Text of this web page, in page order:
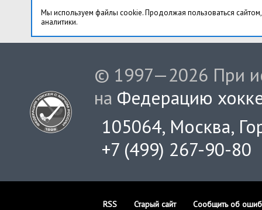
Мы используем файлы cookie. Продолжая пользоваться
аналитики.
© 1997—2026 При
на Федерацию
105064, Москва,
+7 (499) 267-90-80
RSS Старый сайт Сообщить об